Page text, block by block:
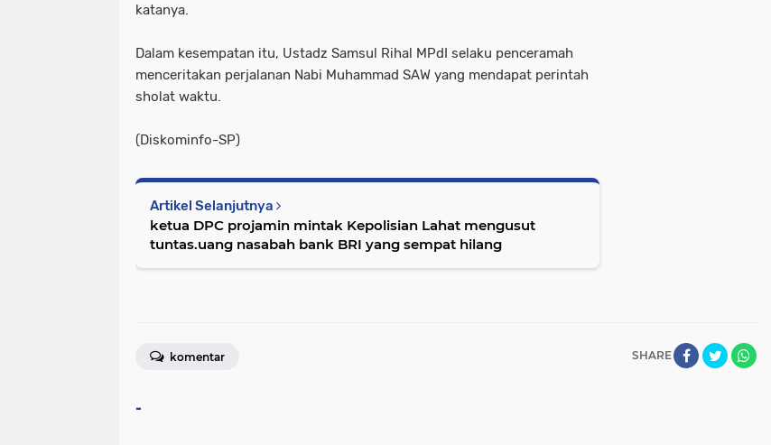
katanya.
Dalam kesempatan itu, Ustadz Samsul Rihal MPdI selaku penceramah
menceritakan perjalanan Nabi Muhammad SAW yang mendapat perintah
sholat waktu.
(Diskominfo-SP)
Artikel Selanjutnya
ketua DPC projamin mintak Kepolisian Lahat mengusut
tuntas.uang nasabah bank BRI yang sempat hilang
SHARE
komentar
-